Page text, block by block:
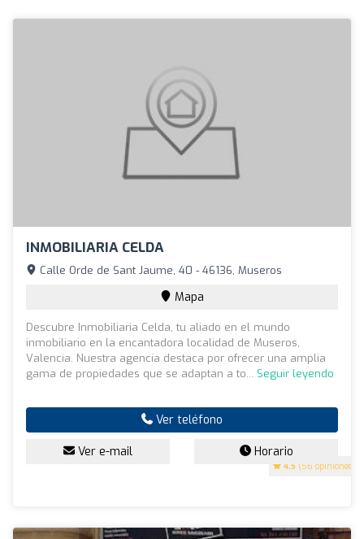
INMOBILIARIA CELDA
4.5 (56 opiniones)
Calle Orde de Sant Jaume, 40 - 46136, Museros
Mapa
Descubre Inmobiliaria Celda, tu aliado en el mundo
inmobiliario en la encantadora localidad de Museros,
Valencia. Nuestra agencia destaca por ofrecer una amplia
gama de propiedades que se adaptan a to... Seguir leyendo
Ver teléfono
Ver e-mail Horario